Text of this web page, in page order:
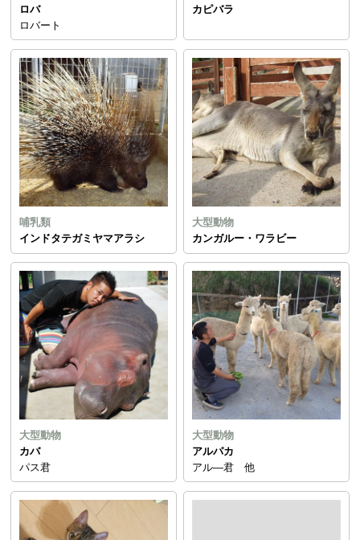
ロバ
ロバート
カピバラ
哺乳類
インドタテガミヤマアラシ
大型動物
カンガルー・ワラビー
大型動物
カバ
パス君
大型動物
アルパカ
アル―君 他